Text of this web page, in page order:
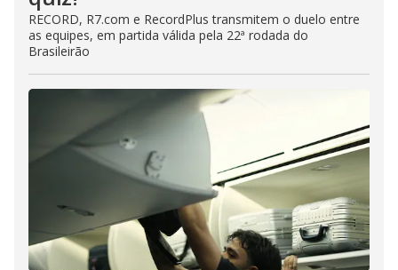
RECORD, R7.com e RecordPlus transmitem o duelo entre
as equipes, em partida válida pela 22ª rodada do
Brasileirão